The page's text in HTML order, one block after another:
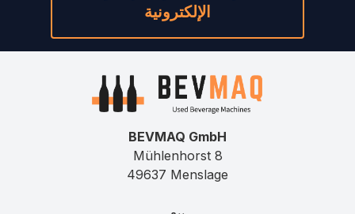
الإلكترونية
BEVMAQ GmbH
Mühlenhorst 8
49637 Menslage